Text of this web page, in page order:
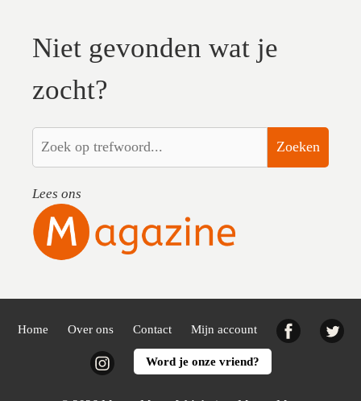
Niet gevonden wat je
zocht?
Zoeken
Lees ons
Home Over ons Contact Mijn account Facebook
InstagramWord je onze vriend?